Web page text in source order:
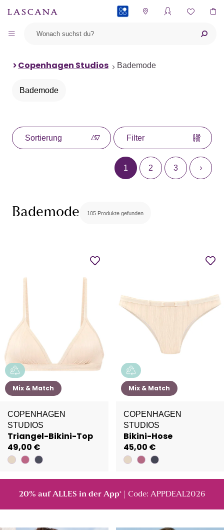
Copenhagen Studios Bademode
Bademode
Sortierung Filter
1 2 3
Bademode 105 Produkte gefunden
Mix & Match
COPENHAGEN
STUDIOS
Triangel-Bikini-Top
49,00 €
Mix & Match
COPENHAGEN
STUDIOS
Bikini-Hose
45,00 €
20% auf ALLES in der App² | Code: APPDEAL2026